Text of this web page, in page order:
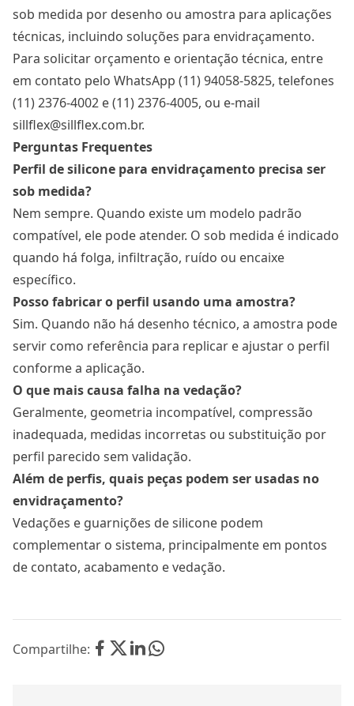
sob medida por desenho ou amostra para aplicações
técnicas, incluindo soluções para envidraçamento.
Para solicitar orçamento e orientação técnica, entre
em contato pelo WhatsApp (11) 94058-5825, telefones
(11) 2376-4002 e (11) 2376-4005, ou e-mail
sillflex@sillflex.com.br.
Perguntas Frequentes
Perfil de silicone para envidraçamento precisa ser
sob medida?
Nem sempre. Quando existe um modelo padrão
compatível, ele pode atender. O sob medida é indicado
quando há folga, infiltração, ruído ou encaixe
específico.
Posso fabricar o perfil usando uma amostra?
Sim. Quando não há desenho técnico, a amostra pode
servir como referência para replicar e ajustar o perfil
conforme a aplicação.
O que mais causa falha na vedação?
Geralmente, geometria incompatível, compressão
inadequada, medidas incorretas ou substituição por
perfil parecido sem validação.
Além de perfis, quais peças podem ser usadas no
envidraçamento?
Vedações e guarnições de silicone podem
complementar o sistema, principalmente em pontos
de contato, acabamento e vedação.
Compartilhe: